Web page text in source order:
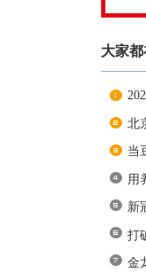
大家
北
当
用
新
打
金